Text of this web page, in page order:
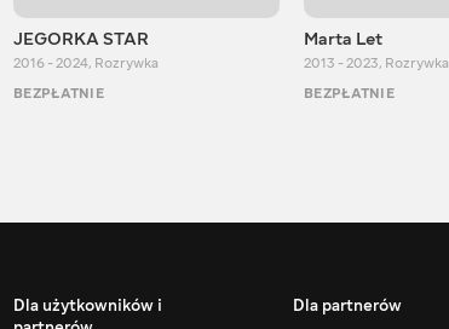
JEGORKA STAR
2016 - 2024, Rozrywka
BEZPŁATNIE
Marta Let
2013 - 2023, Rozrywka
BEZPŁATNIE
Dla użytkowników i
Dla partnerów